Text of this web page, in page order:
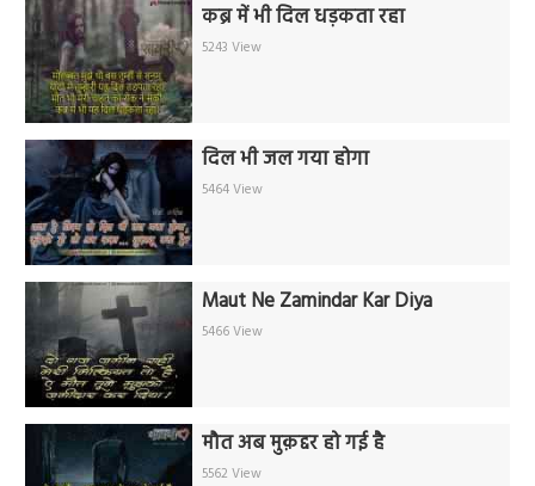
कब्र में भी दिल धड़कता रहा
5243 View
दिल भी जल गया होगा
5464 View
Maut Ne Zamindar Kar Diya
5466 View
मौत अब मुक़द्दर हो गई है
5562 View